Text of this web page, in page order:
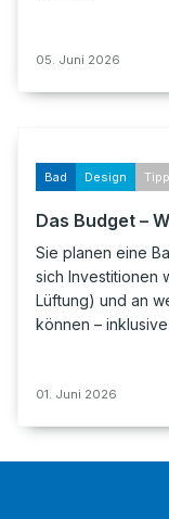
05. Juni 2026
Bad Design
Das Budget –
Sie planen eine
sich Investitionen
Lüftung) und an
können –
01. Juni 2026